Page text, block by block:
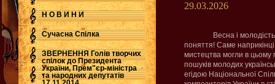
Н О В И Н И
Сучасна Cпілка
ЗВЕРНЕННЯ Голів творчих
спілок до Президента
України, Прем"єр-міністра
та народних депутатів
.
29.03.2026
Весна і
поняття! Саме
мистецтва могли в цьому
пошуків молодих
егідою Національної